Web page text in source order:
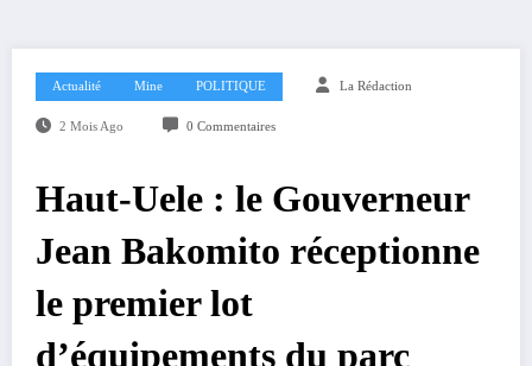
Actualité Mine POLITIQUE La Rédaction
2 Mois Ago 0 Commentaires
Haut-Uele : le Gouverneur
Jean Bakomito réceptionne
le premier lot
d’équipements du parc